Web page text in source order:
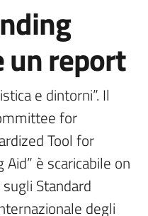
un report
e dintorni”. Il
for
Tool for
è scaricabile on
Standard
degli